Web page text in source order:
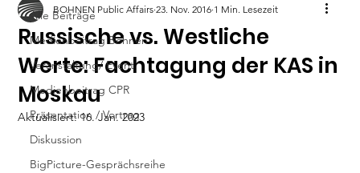
Alle Beiträge
Medienbeitrag Bohnen
Veranstaltung/ Event
Medienbeitrag CPR
Präsentation / Vortrag
Diskussion
BigPicture-Gesprächsreihe
Russische vs. Westliche
Werte: Fachtagung der KAS in
Moskau
BOHNEN Public Affairs 23. Nov. 2016 1 Min. Lesezeit
Aktualisiert:16. Jan. 2023